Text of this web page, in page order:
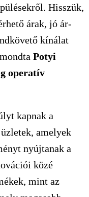
Hisszük,
árak, jó ár-
kínálat
Potyi
operatív
kapnak a
amelyek
nyújtanak a
közé
mint az